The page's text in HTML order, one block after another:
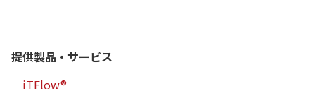
提供製品・サービス
iTFlow®